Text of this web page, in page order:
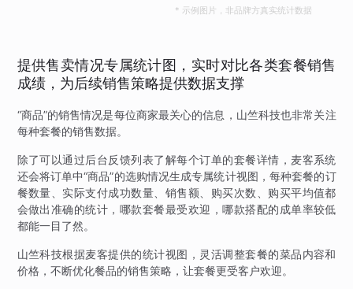
* 示例图片，非品牌方真实统计数据
提供售卖情况专属统计图，实时对比各类套餐销售
成绩，为后续销售策略提供数据支撑
“商品”的销售情况是每位商家最关心的信息，山竺科技也非常关注
每种套餐的销售数据。
除了可以通过后台反馈列表了解每个订单的套餐详情，麦客系统
还会将订单中“商品”的选购情况生成专属统计视图，每种套餐的订
餐数量、实际支付成功数量、销售额、购买次数、购买平均值都
会做出准确的统计，哪款套餐最受欢迎，哪款搭配的成单率较低
都能一目了然。
山竺科技根据麦客提供的统计视图，灵活调整套餐的菜品内容和
价格，不断优化餐品的销售策略，让套餐更受客户欢迎。